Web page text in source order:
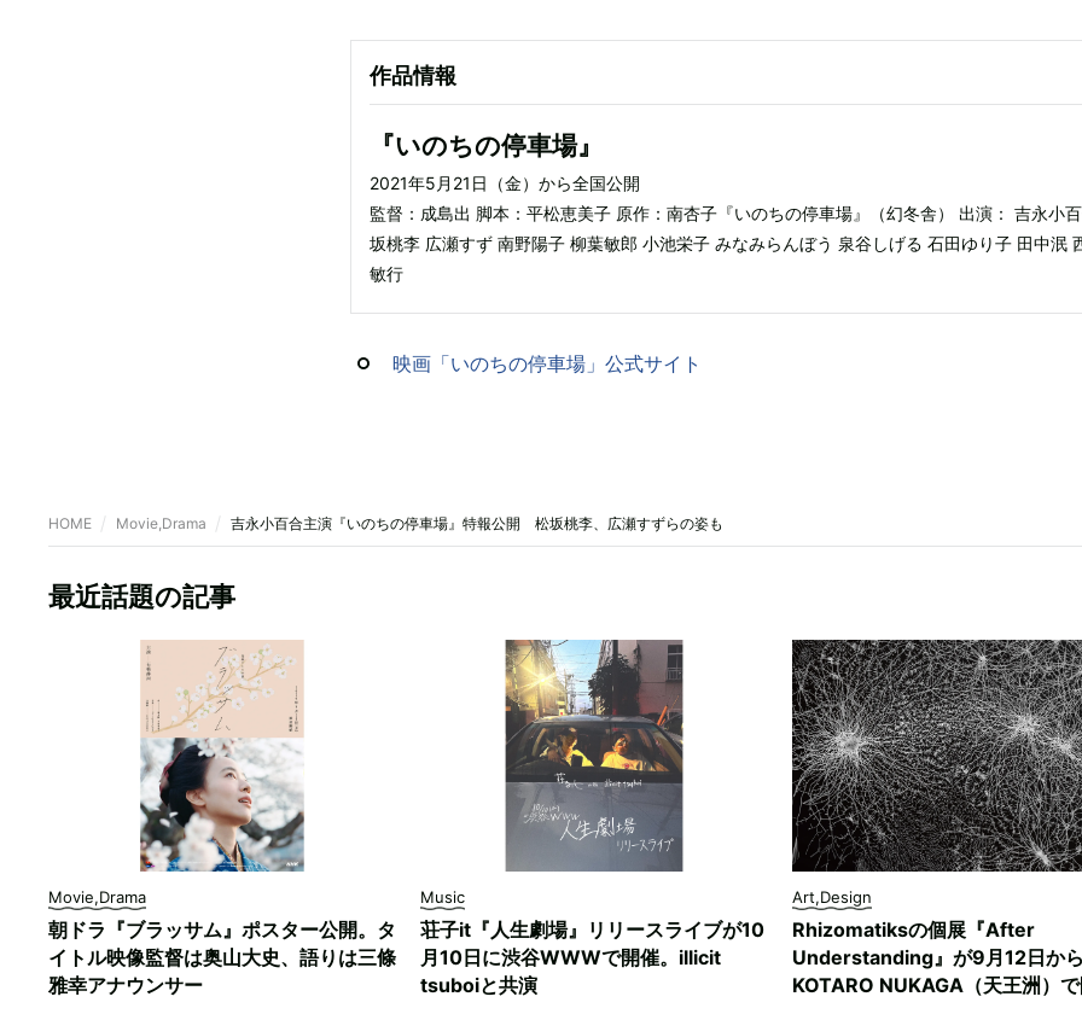
作品情報
『いのちの停車場』
2021年5月21日（金）から全国公開
監督：成島出 脚本：平松恵美子 原作：南杏子『いのちの停車場』（幻冬舎） 出演： 吉永小
坂桃李 広瀬すず 南野陽子 柳葉敏郎 小池栄子 みなみらんぼう 泉谷しげる 石田ゆり子 田中泯
敏行
映画「いのちの停車場」公式サイト
HOME Movie,Drama 吉永小百合主演『いのちの停車場』特報公開 松坂桃李、広瀬すずらの姿も
最近話題の記事
Movie,Drama
朝ドラ『ブラッサム』ポスター公開。タ
イトル映像監督は奥山大史、語りは三條
雅幸アナウンサー
Music
荘子it『人生劇場』リリースライブが10
月10日に渋谷WWWで開催。illicit
tsuboiと共演
Art,Design
Rhizomatiksの個展『After
Understanding』が9月12日から
KOTARO NUKAGA（天王洲）